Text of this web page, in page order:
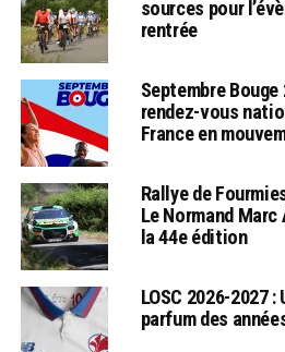
sources pour
rentrée
Septembre Bouge
rendez-vous
France en
Rallye de
Le Normand
la 44e édition
LOSC 2026-2027
parfum des